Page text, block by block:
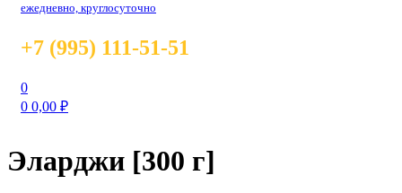
ежедневно, круглосуточно
+7 (995) 111-51-51
0
0 0,00 ₽
Эларджи [300 г]